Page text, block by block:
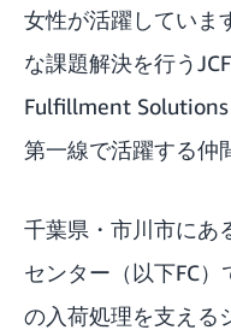
女性が活躍していま
な課題解決を行う
Fulfillment Solutions
第一線で活躍する仲
千葉県・市川市にあ
センター（以下FC
の入荷処理を支える